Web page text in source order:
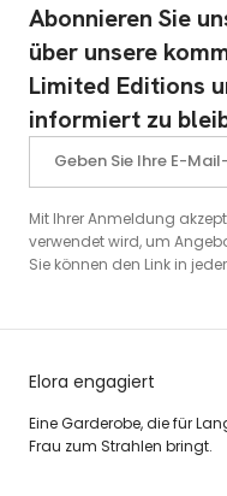
Abonnieren Sie
über unsere
Limited Editions
informiert zu
Mit Ihrer Anmeldung
verwendet wird, um
Sie können den Link in
Elora engagiert
Eine Garderobe, die für
Frau zum Strahlen bringt.